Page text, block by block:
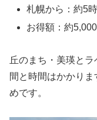
札幌から：約5
お得額：約
丘のまち・美瑛と
間と時間はかかり
めです。